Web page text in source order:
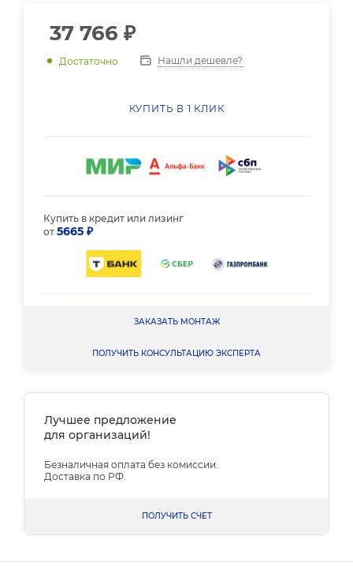
37 766 ₽
Достаточно Нашли дешевле?
КУПИТЬ В 1 КЛИК
Купить в кредит или лизинг
от 5665 ₽
ЗАКАЗАТЬ МОНТАЖ
ПОЛУЧИТЬ КОНСУЛЬТАЦИЮ ЭКСПЕРТА
Лучшее предложение
для организаций!
Безналичная оплата без комиссии.
Доставка по РФ.
ПОЛУЧИТЬ СЧЕТ